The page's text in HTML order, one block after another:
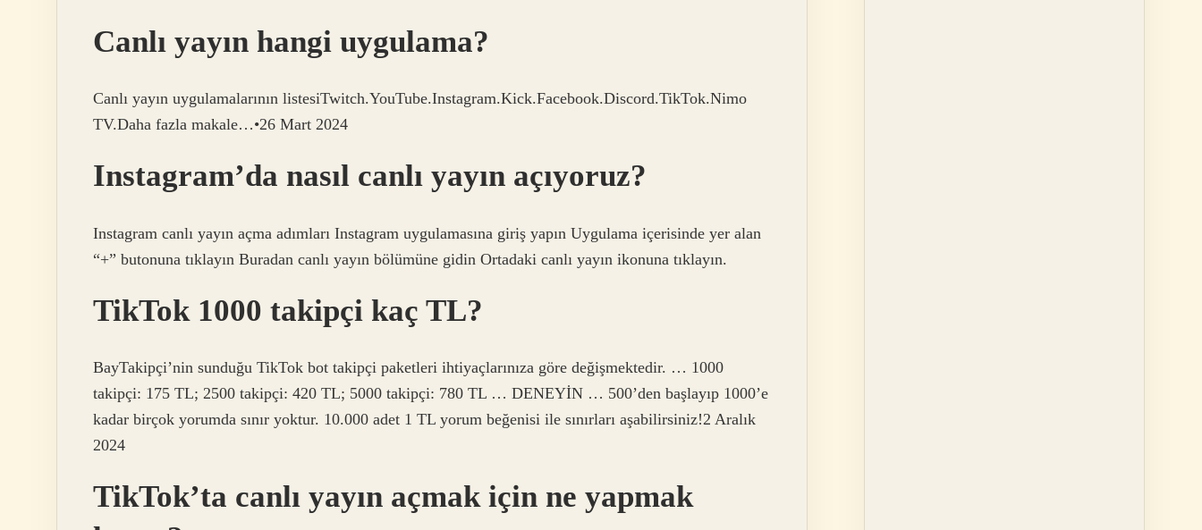
Canlı yayın hangi uygulama?
Canlı yayın uygulamalarının listesiTwitch.YouTube.Instagram.Kick.Facebook.Discord.TikTok.Nimo
TV.Daha fazla makale…•26 Mart 2024
Instagram’da nasıl canlı yayın açıyoruz?
Instagram canlı yayın açma adımları Instagram uygulamasına giriş yapın Uygulama içerisinde yer alan
“+” butonuna tıklayın Buradan canlı yayın bölümüne gidin Ortadaki canlı yayın ikonuna tıklayın.
TikTok 1000 takipçi kaç TL?
BayTakipçi’nin sunduğu TikTok bot takipçi paketleri ihtiyaçlarınıza göre değişmektedir. … 1000
takipçi: 175 TL; 2500 takipçi: 420 TL; 5000 takipçi: 780 TL … DENEYİN … 500’den başlayıp 1000’e
kadar birçok yorumda sınır yoktur. 10.000 adet 1 TL yorum beğenisi ile sınırları aşabilirsiniz!2 Aralık
2024
TikTok’ta canlı yayın açmak için ne yapmak